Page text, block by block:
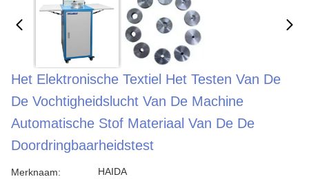
Het Elektronische Textiel Het Testen Van De
De Vochtigheidslucht Van De Machine
Automatische Stof Materiaal Van De De
Doordringbaarheidstest
Merknaam: HAIDA